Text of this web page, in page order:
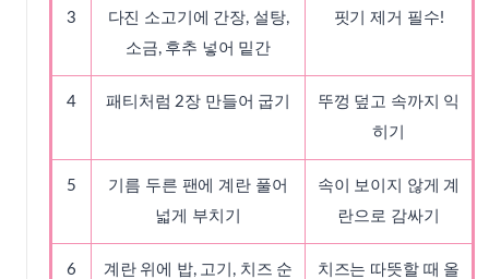
3
다진 소고기에 간장, 설탕,
소금, 후추 넣어 밑간
핏기 제거 필수!
4 패티처럼 2장 만들어 굽기
뚜껑 덮고 속까지 익
히기
5
기름 두른 팬에 계란 풀어
넓게 부치기
속이 보이지 않게 계
란으로 감싸기
6
계란 위에 밥, 고기, 치즈 순
치즈는 따뜻할 때 올